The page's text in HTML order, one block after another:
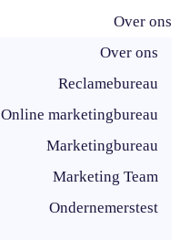
Over ons
Over ons
Reclamebureau
Online marketingbureau
Marketingbureau
Marketing Team
Ondernemerstest